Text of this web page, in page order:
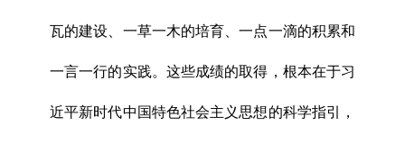
瓦的建设、一草一木的培育、一点一滴的积累和
一言一行的实践。这些成绩的取得，根本在于习
近平新时代中国特色社会主义思想的科学指引，